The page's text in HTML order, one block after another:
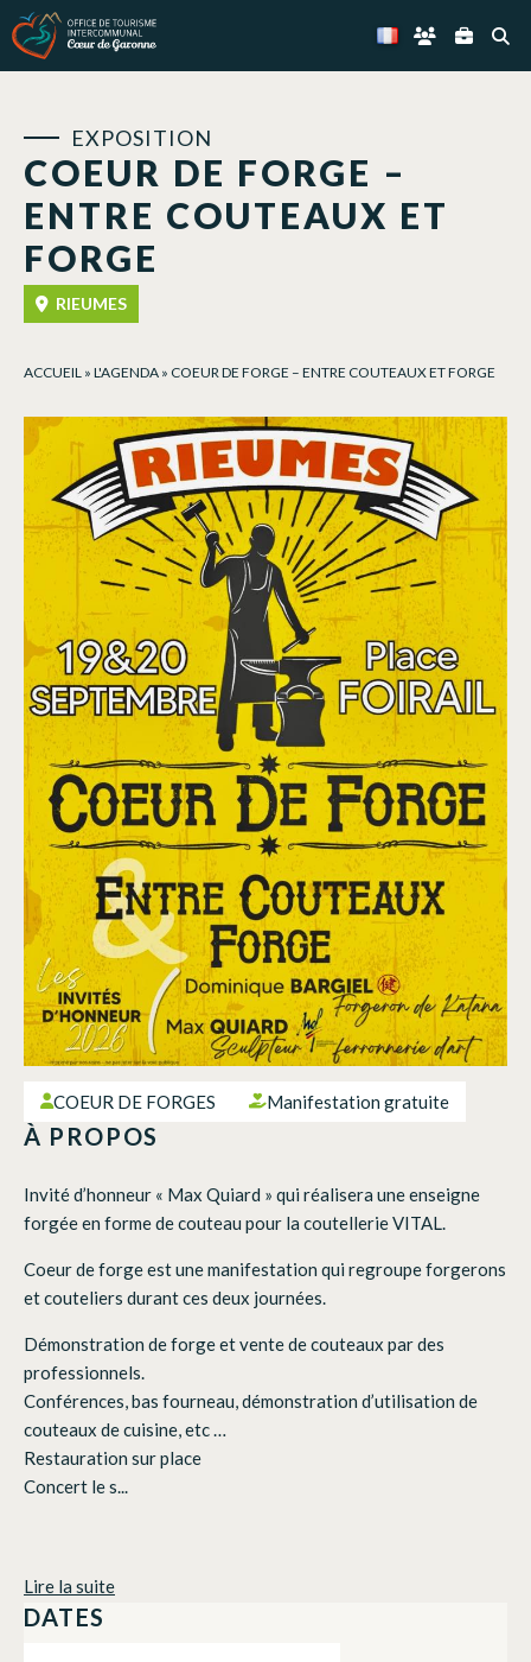
COEUR DE FORGE –
ENTRE COUTEAUX ET
FORGE
EXPOSITION
RIEUMES
ACCUEIL » L'AGENDA » COEUR DE FORGE – ENTRE COUTEAUX ET FORGE
COEUR DE FORGES Manifestation gratuite
À PROPOS
Invité d’honneur « Max Quiard » qui réalisera une enseigne
forgée en forme de couteau pour la coutellerie VITAL.
Coeur de forge est une manifestation qui regroupe forgerons
et couteliers durant ces deux journées.
Démonstration de forge et vente de couteaux par des
professionnels.
Conférences, bas fourneau, démonstration d’utilisation de
couteaux de cuisine, etc …
Restauration sur place
Concert le s...
Lire la suite
DATES
Panneau de gestion des cookies